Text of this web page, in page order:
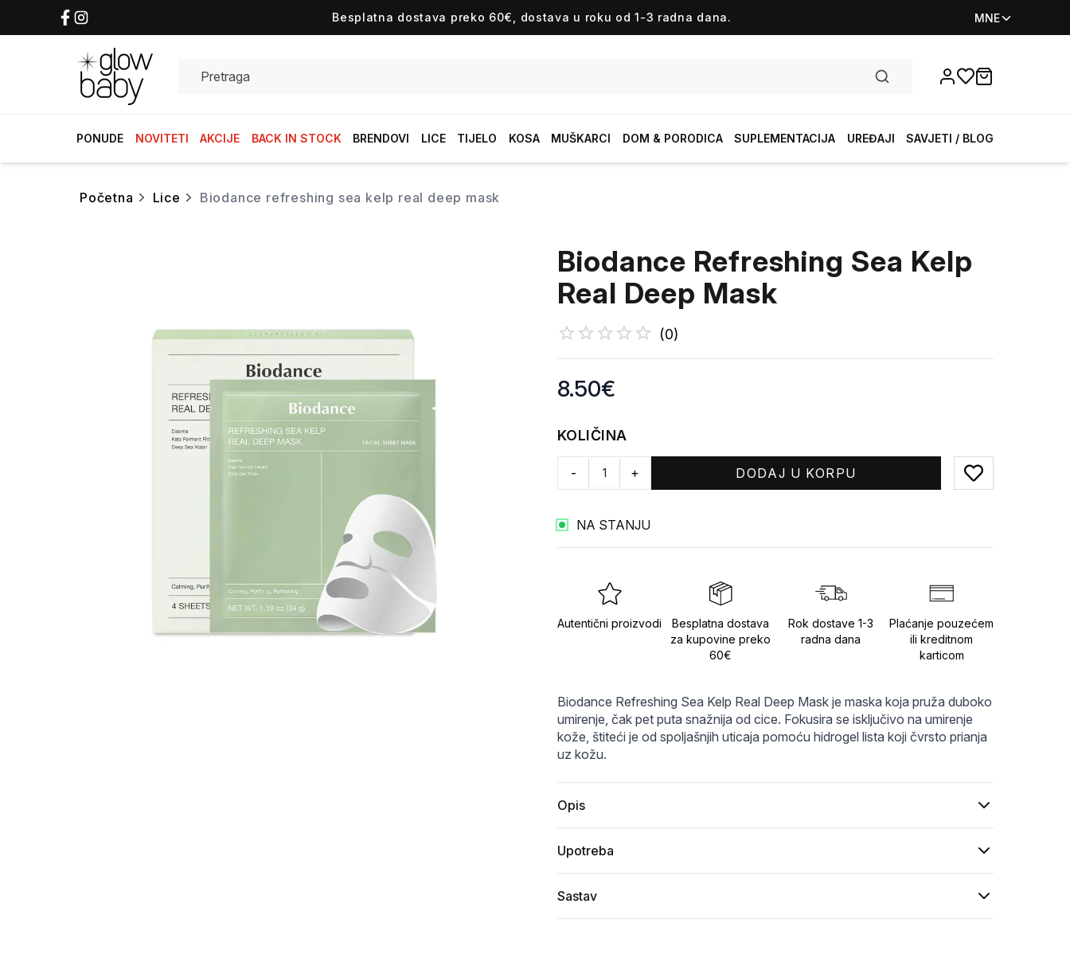
Besplatna dostava preko 60€, dostava u roku od 1-3 radna dana. MNE
Favorites
items in cart,
PONUDE NOVITETI AKCIJE BACK IN STOCK BRENDOVI LICE TIJELO KOSA MUŠKARCI DOM & PORODICA SUPLEMENTACIJA UREĐAJI SAVJETI / BLOG
početna lice biodance refreshing sea kelp real deep mask
Biodance-Refreshing-Sea-Kelp-Real-Deep-Mask-1sheet_4-SKINOREA.webp
biodance-refreshing-sea-kelp-real-deep-mask-2a-min.jpg
Biodance Refreshing Sea Kelp
Real Deep Mask
(0)
Product information
8.50€
KOLIČINA
- + DODAJ U KORPU
Add to favorites
NA STANJU
Autentični proizvodi
Besplatna dostava
za kupovine preko
60€
Rok dostave 1-3
radna dana
Plaćanje pouzećem
ili kreditnom
karticom
Biodance Refreshing Sea Kelp Real Deep Mask je maska koja pruža duboko
umirenje, čak pet puta snažnija od cice. Fokusira se isključivo na umirenje
kože, štiteći je od spoljašnjih uticaja pomoću hidrogel lista koji čvrsto prianja
uz kožu.
Opis
Upotreba
Sastav